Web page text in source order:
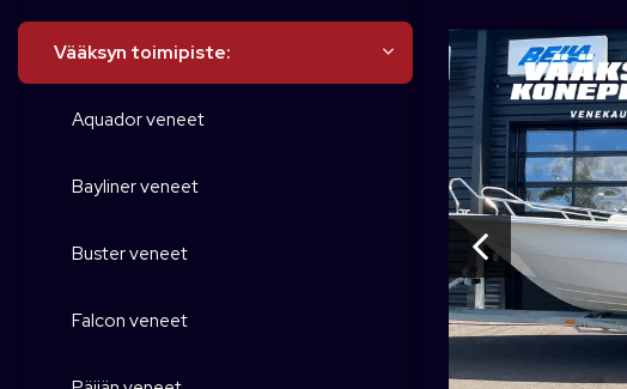
Vääksyn toimipiste:
Aquador veneet
Bayliner veneet
Buster veneet
Falcon veneet